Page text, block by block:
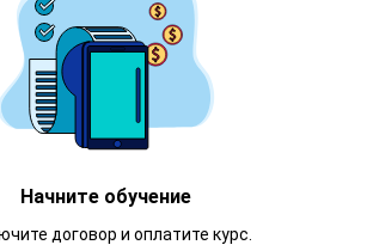
Начните обучение
договор и оплатите курс.